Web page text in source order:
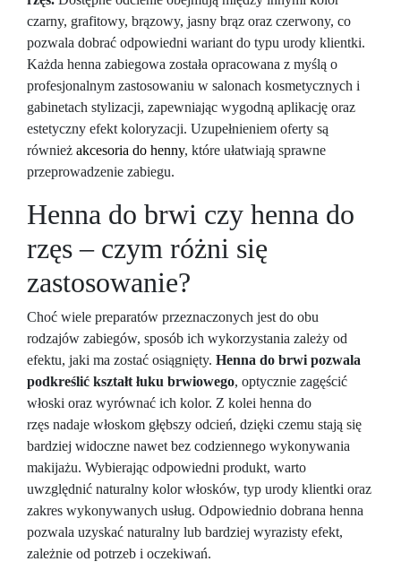
czarny, grafitowy, brązowy, jasny brąz oraz czerwony, co
pozwala dobrać odpowiedni wariant do typu urody klientki.
Każda henna zabiegowa została opracowana z myślą o
profesjonalnym zastosowaniu w salonach kosmetycznych i
gabinetach stylizacji, zapewniając wygodną aplikację oraz
estetyczny efekt koloryzacji. Uzupełnieniem oferty są
również akcesoria do henny, które ułatwiają sprawne
przeprowadzenie zabiegu.
Henna do brwi czy henna do
rzęs – czym różni się
zastosowanie?
Choć wiele preparatów przeznaczonych jest do obu
rodzajów zabiegów, sposób ich wykorzystania zależy od
efektu, jaki ma zostać osiągnięty. Henna do brwi pozwala
podkreślić kształt łuku brwiowego, optycznie zagęścić
włoski oraz wyrównać ich kolor. Z kolei henna do
rzęs nadaje włoskom głębszy odcień, dzięki czemu stają się
bardziej widoczne nawet bez codziennego wykonywania
makijażu. Wybierając odpowiedni produkt, warto
uwzględnić naturalny kolor włosków, typ urody klientki oraz
zakres wykonywanych usług. Odpowiednio dobrana henna
pozwala uzyskać naturalny lub bardziej wyrazisty efekt,
zależnie od potrzeb i oczekiwań.